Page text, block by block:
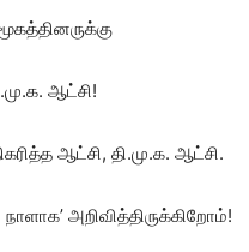
ஆட்சி!
ஆட்சி, தி.மு.க. ஆட்சி.
அறிவித்திருக்கிறோம்!